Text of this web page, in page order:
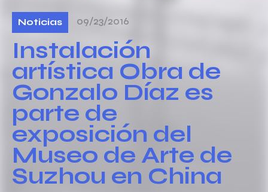
Noticias 09/23/2016
Instalación
artística Obra de
Gonzalo Díaz es
parte de
exposición del
Museo de Arte de
Suzhou en China